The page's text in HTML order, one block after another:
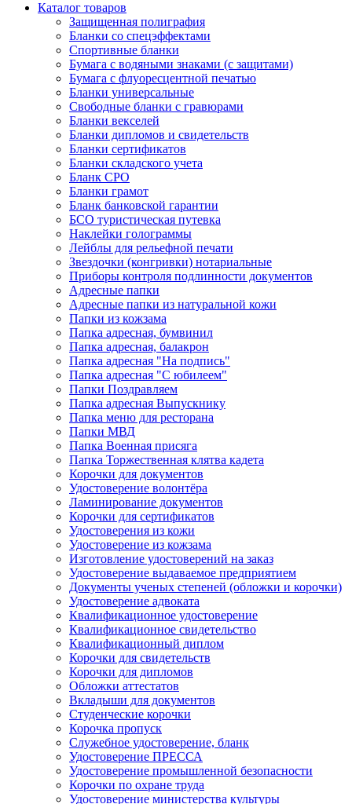
Каталог товаров
Защищенная полиграфия
Бланки со спецэффектами
Спортивные бланки
Бумага с водяными знаками (с защитами)
Бумага с флуоресцентной печатью
Бланки универсальные
Свободные бланки с гравюрами
Бланки векселей
Бланки дипломов и свидетельств
Бланки сертификатов
Бланки складского учета
Бланк СРО
Бланки грамот
Бланк банковской гарантии
БСО туристическая путевка
Наклейки голограммы
Лейблы для рельефной печати
Звездочки (конгривки) нотариальные
Приборы контроля подлинности документов
Адресные папки
Адресные папки из натуральной кожи
Папки из кожзама
Папка адресная, бумвинил
Папка адресная, балакрон
Папка адресная "На подпись"
Папка адресная "C юбилеем"
Папки Поздравляем
Папка адресная Выпускнику
Папка меню для ресторана
Папки МВД
Папка Военная присяга
Папка Торжественная клятва кадета
Корочки для документов
Удостоверение волонтёра
Ламинирование документов
Корочки для сертификатов
Удостоверения из кожи
Удостоверение из кожзама
Изготовление удостоверений на заказ
Удостоверение выдаваемое предприятием
Документы ученых степеней (обложки и корочки)
Удостоверение адвоката
Квалификационное удостоверение
Квалификационное свидетельство
Квалификационный диплом
Корочки для свидетельств
Корочки для дипломов
Обложки аттестатов
Вкладыши для документов
Студенческие корочки
Корочка пропуск
Служебное удостоверение, бланк
Удостоверение ПРЕССА
Удостоверение промышленной безопасности
Корочки по охране труда
Удостоверение министерства культуры